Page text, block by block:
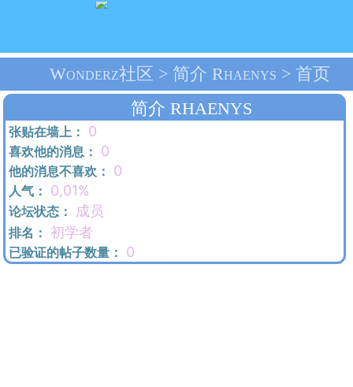
Wonderz社区 > 简介 Rhaenys > 首页
简介 RHAENYS
张贴在墙上： 0
喜欢他的消息： 0
他的消息不喜欢： 0
人气： 0,01%
论坛状态： 成员
排名： 初学者
已验证的帖子数量： 0